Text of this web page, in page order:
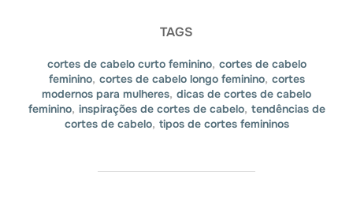
TAGS
cortes de cabelo curto feminino, cortes de cabelo
feminino, cortes de cabelo longo feminino, cortes
modernos para mulheres, dicas de cortes de cabelo
feminino, inspirações de cortes de cabelo, tendências de
cortes de cabelo, tipos de cortes femininos